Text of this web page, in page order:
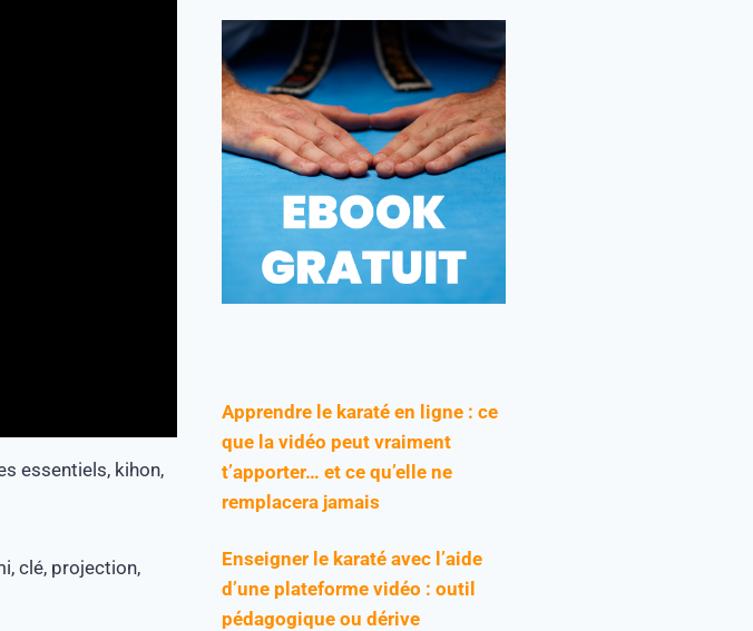
essentiels, kihon,
clé, projection,
Apprendre le karaté en ligne : ce
que la vidéo peut vraiment
t’apporter… et ce qu’elle ne
remplacera jamais
Enseigner le karaté avec l’aide
d’une plateforme vidéo : outil
pédagogique ou dérive